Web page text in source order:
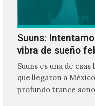
Suuns:
vibra de sueño
Suuns es una de
que llegaron a
profundo trance